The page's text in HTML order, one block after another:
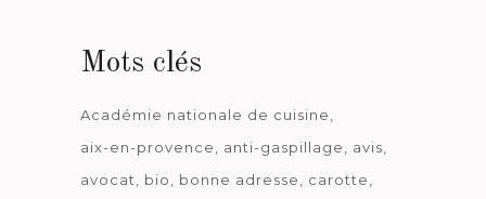
Mots clés
Académie nationale de cuisine
aix-en-provence
anti-gaspillage
avis
avocat
bio bonne adresse
carotte